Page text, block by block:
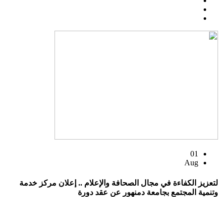
01
Aug
لتعزيز الكفاءة في مجال الصحافة والإعلام .. إعلان مركز خدمة
وتنمية المجتمع بجامعة دمنهور عن عقد دورة